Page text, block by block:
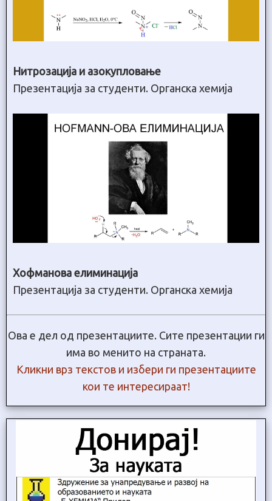
Нитрозација и азокупловање
Презентација за студенти. Органска хемија
Хофманова елиминација
Презентација за студенти. Органска хемија
Ова е дел од презентациите. Сите презентации ги
има во менито на страната.
Кликни врз текстов и избери ги презентациите
кои те интересираат!